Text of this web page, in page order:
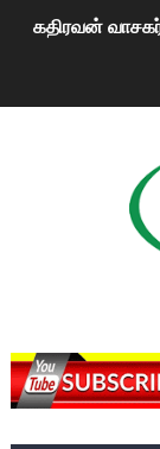
கதிரவன்
மகிந்த
காணாமல்
குண்டை
ஏர்போர்ட்டில்
சீனா